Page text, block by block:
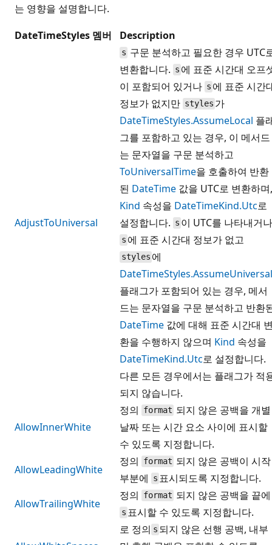
는 영향을 설명합니다.
DateTimeStyles 멤버
Description
AdjustToUniversal
s 구문 분석하고 필요한 경우 UTC
변환합니다. s 에 표준 시간대 오프
이 포함되어 있거나 s 에 표준 시간
정보가 없지만 styles 가
DateTimeStyles.AssumeLocal 플
그를 포함하고 있는 경우, 이 메서드
는 문자열을 구문 분석하고
ToUniversalTime을 호출하여 반환
된 DateTime 값을 UTC로 변환하며,
Kind 속성을 DateTimeKind.Utc로
설정합니다. s 이 UTC를 나타내거
s 에 표준 시간대 정보가 없고
styles 에
DateTimeStyles.AssumeUniversal
플래그가 포함되어 있는 경우, 메서
드는 문자열을 구문 분석하고 반환
DateTime 값에 대해 표준 시간대
환을 수행하지 않으며 Kind 속성을
DateTimeKind.Utc로 설정합니다.
다른 모든 경우에서는 플래그가 적
되지 않습니다.
AllowInnerWhite
정의 format 되지 않은 공백을 개별
날짜 또는 시간 요소 사이에 표시할
수 있도록 지정합니다.
AllowLeadingWhite
정의 format 되지 않은 공백이 시작
부분에
s 표시되도록 지정합니다.
AllowTrailingWhite
정의 format 되지 않은 공백을 끝에
s 표시할 수 있도록 지정합니다.
로 정의 s 되지 않은 선행 공백, 내부